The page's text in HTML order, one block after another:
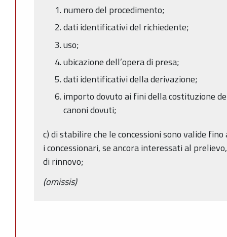
numero del procedimento;
dati identificativi del richiedente;
uso;
ubicazione dell’opera di presa;
dati identificativi della derivazione;
importo dovuto ai fini della costituzione
canoni dovuti;
c) di stabilire che le concessioni sono valide
i concessionari, se ancora interessati al
di rinnovo;
(omissis)